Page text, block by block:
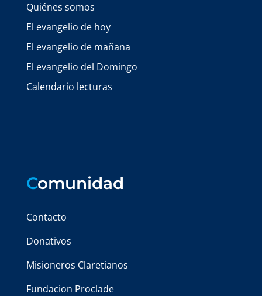
Quiénes somos
El evangelio de hoy
El evangelio de mañana
El evangelio del Domingo
Calendario lecturas
Comunidad
Contacto
Donativos
Misioneros Claretianos
Fundacion Proclade